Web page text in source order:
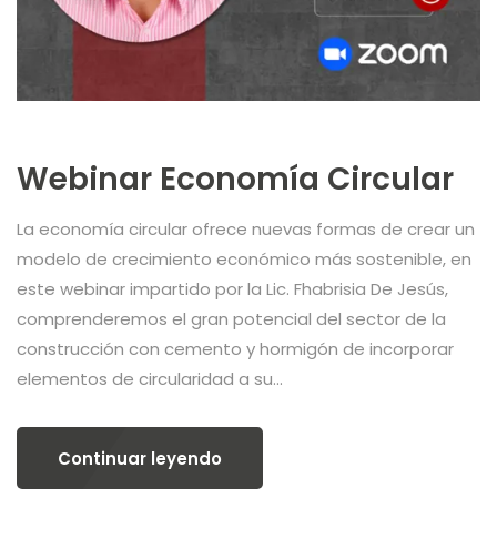
Webinar Economía Circular
La economía circular ofrece nuevas formas de crear un
modelo de crecimiento económico más sostenible, en
este webinar impartido por la Lic. Fhabrisia De Jesús,
comprenderemos el gran potencial del sector de la
construcción con cemento y hormigón de incorporar
elementos de circularidad a su...